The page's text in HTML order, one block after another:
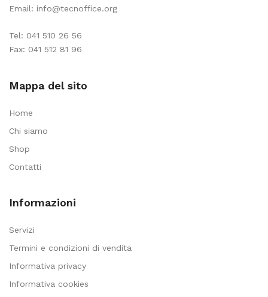
Email: info@tecnoffice.org
Tel: 041 510 26 56
Fax: 041 512 81 96
Mappa del sito
Home
Chi siamo
Shop
Contatti
Informazioni
Servizi
Termini e condizioni di vendita
Informativa privacy
Informativa cookies